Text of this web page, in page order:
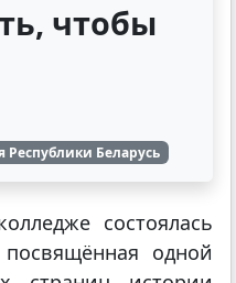
чтобы
Республики Беларусь
состоялась
одной